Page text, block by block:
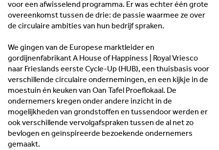
voor een afwisselend programma. Er was echter één grote
overeenkomst tussen de drie: de passie waarmee ze over
de circulaire ambities van hun bedrijf spraken.
We gingen van de Europese marktleider en
gordijnenfabrikant A House of Happiness | Royal Vriesco
naar Frieslands eerste Cycle-Up (HUB), een thuisbasis voor
verschillende circulaire ondernemingen, en een kijkje in de
moestuin én keuken van Oan Tafel Proeflokaal. De
ondernemers kregen onder andere inzicht in de
mogelijkheden van grondstoffen en tussendoor werden er
ook verschillende vervolgafspraken tussen de al net zo
bevlogen en geïnspireerde bezoekende ondernemers
gemaakt.